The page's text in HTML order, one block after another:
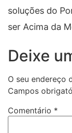
soluções do
ser Acima da
Deixe
O seu endereço
Campos
Comentário *